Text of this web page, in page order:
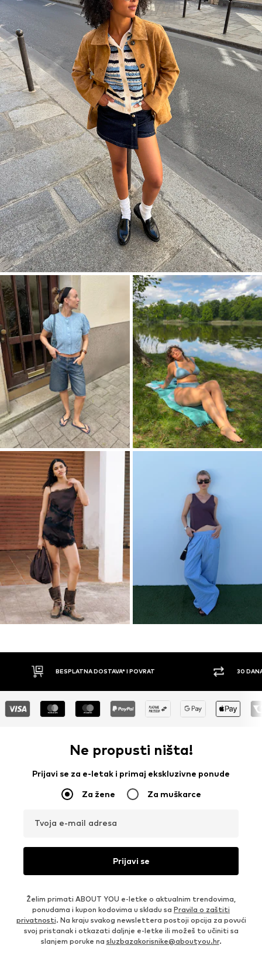
30 DANA PRAVO NA POVRAT
Ne propusti ništa!
Prijavi se za e-letak i primaj ekskluzivne ponude
Za žene Za muškarce
Tvoja e-mail adresa
Prijavi se
Želim primati ABOUT YOU e-letke o aktualnim trendovima,
ponudama i kupon kodovima u skladu sa Pravila o zaštiti
privatnosti. Na kraju svakog newslettera postoji opcija za povući
svoj pristanak i otkazati daljnje e-letke ili možeš to učiniti sa
slanjem poruke na sluzbazakorisnike@aboutyou.hr.